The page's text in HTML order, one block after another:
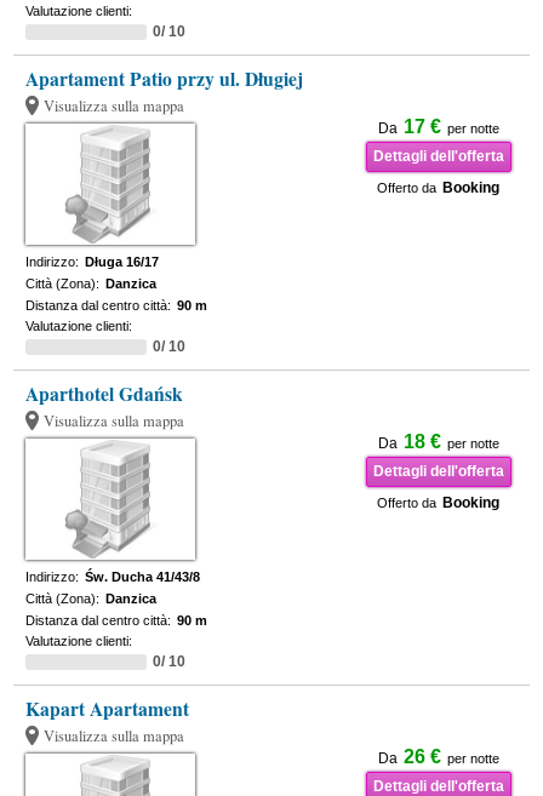
Valutazione clienti:
0/ 10
Apartament Patio przy ul. Długiej
Visualizza sulla mappa
Da 17 € per notte
Dettagli dell'offerta
Offerto da Booking
Indirizzo: Długa 16/17
Città (Zona): Danzica
Distanza dal centro città: 90 m
Valutazione clienti:
0/ 10
Aparthotel Gdańsk
Visualizza sulla mappa
Da 18 € per notte
Dettagli dell'offerta
Offerto da Booking
Indirizzo: Św. Ducha 41/43/8
Città (Zona): Danzica
Distanza dal centro città: 90 m
Valutazione clienti:
0/ 10
Kapart Apartament
Visualizza sulla mappa
Da 26 € per notte
Dettagli dell'offerta